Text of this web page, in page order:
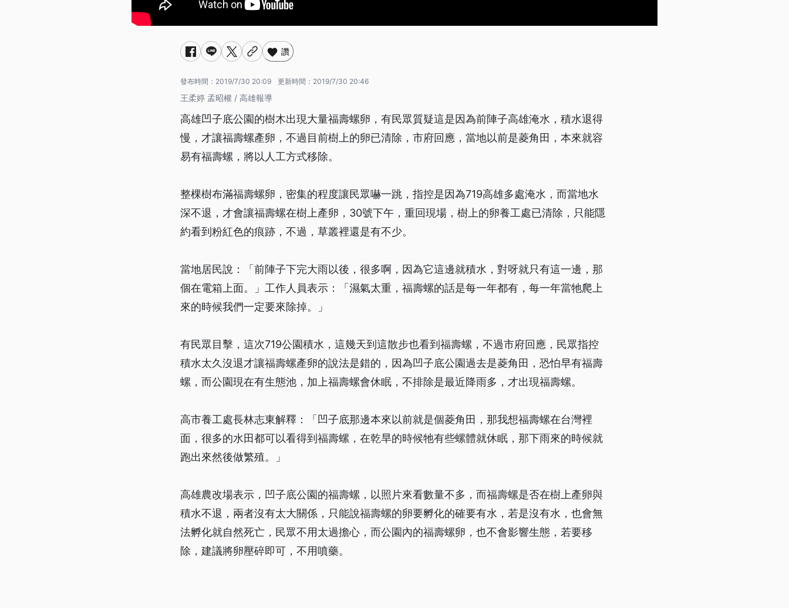
讚
發布時間： 2019/7/30 20:09 更新時間： 2019/7/30 20:46
王柔婷 孟昭權 / 高雄報導
高雄凹子底公園的樹木出現大量福壽螺卵，有民眾質疑這是因為前陣子高雄淹水，積水退得
慢，才讓福壽螺產卵，不過目前樹上的卵已清除，市府回應，當地以前是菱角田，本來就容
易有福壽螺，將以人工方式移除。
整棵樹布滿福壽螺卵，密集的程度讓民眾嚇一跳，指控是因為719高雄多處淹水，而當地水
深不退，才會讓福壽螺在樹上產卵，30號下午，重回現場，樹上的卵養工處已清除，只能隱
約看到粉紅色的痕跡，不過，草叢裡還是有不少。
當地居民說：「前陣子下完大雨以後，很多啊，因為它這邊就積水，對呀就只有這一邊，那
個在電箱上面。」工作人員表示：「濕氣太重，福壽螺的話是每一年都有，每一年當牠爬上
來的時候我們一定要來除掉。」
有民眾目擊，這次719公園積水，這幾天到這散步也看到福壽螺，不過市府回應，民眾指控
積水太久沒退才讓福壽螺產卵的說法是錯的，因為凹子底公園過去是菱角田，恐怕早有福壽
螺，而公園現在有生態池，加上福壽螺會休眠，不排除是最近降雨多，才出現福壽螺。
高市養工處長林志東解釋：「凹子底那邊本來以前就是個菱角田，那我想福壽螺在台灣裡
面，很多的水田都可以看得到福壽螺，在乾旱的時候牠有些螺體就休眠，那下雨來的時候就
跑出來然後做繁殖。」
高雄農改場表示，凹子底公園的福壽螺，以照片來看數量不多，而福壽螺是否在樹上產卵與
積水不退，兩者沒有太大關係，只能說福壽螺的卵要孵化的確要有水，若是沒有水，也會無
法孵化就自然死亡，民眾不用太過擔心，而公園內的福壽螺卵，也不會影響生態，若要移
除，建議將卵壓碎即可，不用噴藥。